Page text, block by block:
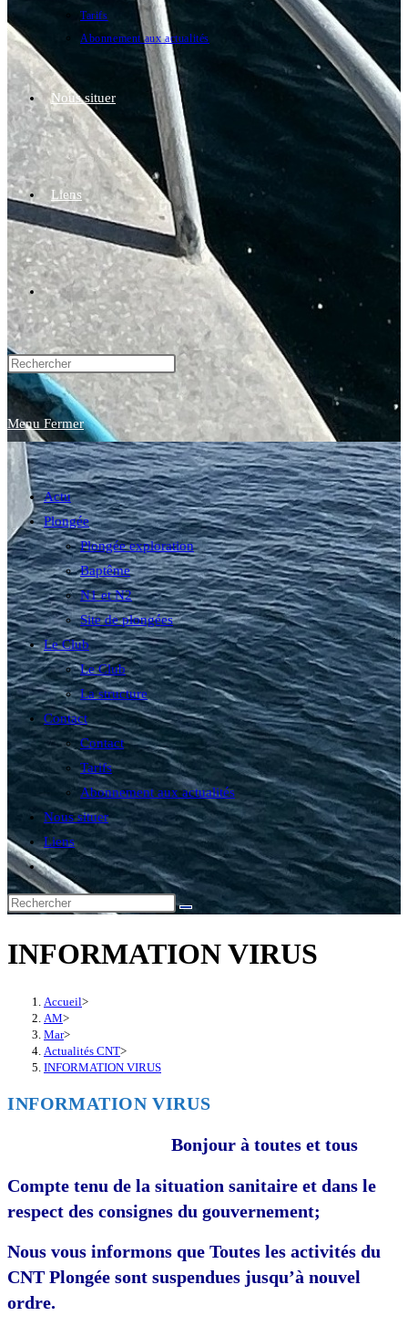
Tarifs
Abonnement aux actualités
Nous situer
Liens
Toggle
website
search
Menu Fermer
Actu
Plongée
Plongée exploration
Baptême
N1 et N2
Site de plongées
Le Club
Le Club
La structure
Contact
Contact
Tarifs
Abonnement aux actualités
Nous situer
Liens
Toggle
website
search
INFORMATION VIRUS
Accueil>
AM>
Mar>
Actualités CNT>
INFORMATION VIRUS
INFORMATION VIRUS
Bonjour à toutes et tous
Compte tenu de la situation sanitaire et dans le
respect des consignes du gouvernement;
Nous vous informons que Toutes les activités du
CNT Plongée sont suspendues jusqu’à nouvel
ordre.